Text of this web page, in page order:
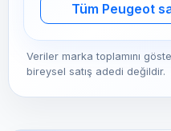
Tüm Peugeot
Veriler marka toplamını
bireysel satış adedi değildir.